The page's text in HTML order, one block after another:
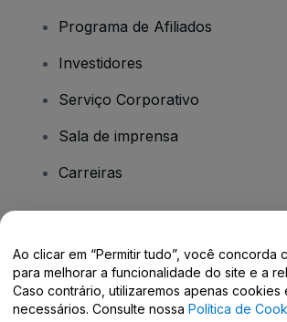
Programa de Afiliados
Investidores
Serviço Corporativo
Sala de imprensa
Carreiras
Centro de Ajuda / Fale Conosco
Ao clicar em “Permitir tudo”, você concorda
para melhorar a funcionalidade do site e a
Caso contrário, utilizaremos apenas cookies
necessários. Consulte nossa Política de